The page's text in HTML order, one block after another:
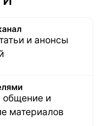
и анонсы
общение и
материалов